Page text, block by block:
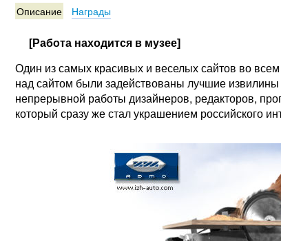
Описание Награды
[Работа находится в музее]
Один из самых красивых и веселых сайтов во
над сайтом были задействованы лучшие
непрерывной работы дизайнеров, редакторов,
который сразу же стал украшением российского